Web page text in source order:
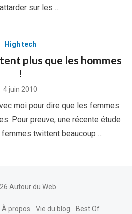
sur les …
High tech
plus que les hommes
!
Posted
4 juin 2010
moi pour dire que les femmes
Pour preuve, une récente étude
twittent beaucoup …
Autour du Web
À propos Vie du blog Best Of